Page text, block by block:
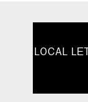
LOCAL